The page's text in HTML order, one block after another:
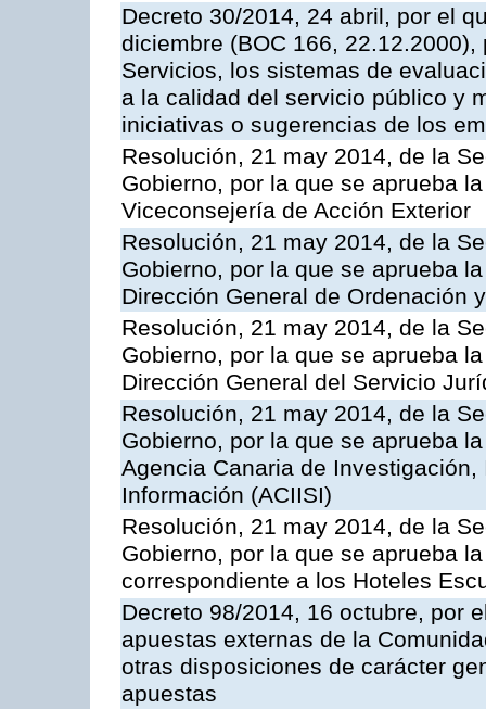
Decreto 30/2014, 24 abril, por el
diciembre (BOC 166,
Servicios, los sistemas de
a la calidad del servicio público y
iniciativas o sugerencias de los
Resolución, 21 may 2014, de la
Gobierno, por la que se aprueba
Viceconsejería de Acción Exterior
Resolución, 21 may 2014, de la
Gobierno, por la que se aprueba
Dirección General de Ordenación
Resolución, 21 may 2014, de la
Gobierno, por la que se aprueba
Dirección General del Servicio
Resolución, 21 may 2014, de la
Gobierno, por la que se aprueba
Agencia Canaria de
Información (ACIISI)
Resolución, 21 may 2014, de la
Gobierno, por la que se aprueba
correspondiente a los Hoteles
Decreto 98/2014, 16 octubre, por
apuestas externas de la
otras disposiciones de carácter
apuestas